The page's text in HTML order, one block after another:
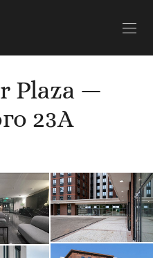
Plaza —
23А